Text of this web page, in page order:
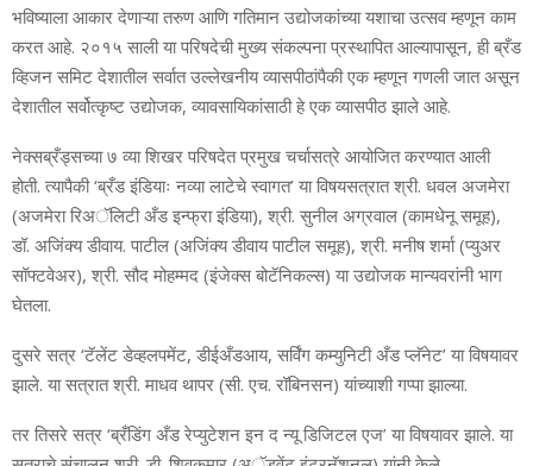
भविष्याला आकार देणाऱ्या तरुण आणि गतिमान उद्योजकांच्या यशाचा उत्सव म्हणून काम
करत आहे. २०१५ साली या परिषदेची मुख्य संकल्पना प्रस्थापित आल्यापासून, ही ब्रँड
व्हिजन समिट देशातील सर्वात उल्लेखनीय व्यासपीठांपैकी एक म्हणून गणली जात असून
देशातील सर्वोत्कृष्ट उद्योजक, व्यावसायिकांसाठी हे एक व्यासपीठ झाले आहे.
नेक्सब्रँड्सच्या ७ व्या शिखर परिषदेत प्रमुख चर्चासत्रे आयोजित करण्यात आली
होती. त्यापैकी ‘ब्रँड इंडियाः नव्या लाटेचे स्वागत’ या विषयसत्रात श्री. धवल अजमेरा
(अजमेरा रिअॅलिटी अँड इन्फ्रा इंडिया), श्री. सुनील अग्रवाल (कामधेनू समूह),
डॉ. अजिंक्य डीवाय. पाटील (अजिंक्य डीवाय पाटील समूह), श्री. मनीष शर्मा (प्युअर
सॉफ्टवेअर), श्री. सौद मोहम्मद (इंजेक्स बोटॅनिकल्स) या उद्योजक मान्यवरांनी भाग
घेतला.
दुसरे सत्र ‘टॅलेंट डेव्हलपमेंट, डीईअँडआय, सर्विंग कम्युनिटी अँड प्लॅनेट’ या विषयावर
झाले. या सत्रात श्री. माधव थापर (सी. एच. रॉबिनसन) यांच्याशी गप्पा झाल्या.
तर तिसरे सत्र ‘ब्रँडिंग अँड रेप्युटेशन इन द न्यू डिजिटल एज’ या विषयावर झाले. या